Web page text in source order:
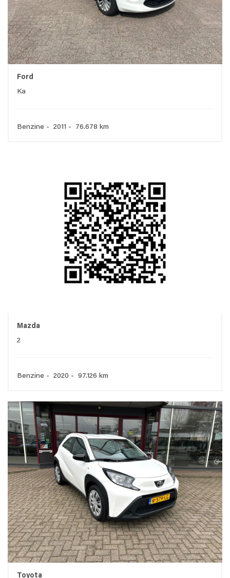
Ford
Ka
Benzine - 2011 - 76.678 km
Mazda
2
Benzine - 2020 - 97.126 km
Toyota